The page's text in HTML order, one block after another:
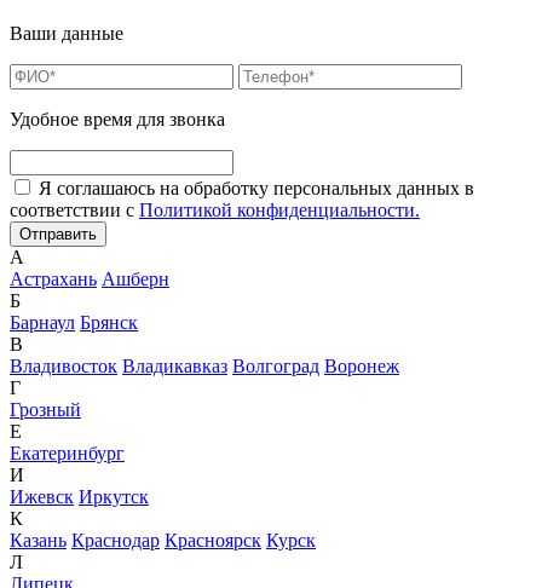
Ваши данные
Удобное время для звонка
Я соглашаюсь на обработку персональных данных в
соответствии с Политикой конфиденциальности.
А
Астрахань Ашберн
Б
Барнаул Брянск
В
Владивосток Владикавказ Волгоград Воронеж
Г
Грозный
Е
Екатеринбург
И
Ижевск Иркутск
К
Казань Краснодар Красноярск Курск
Л